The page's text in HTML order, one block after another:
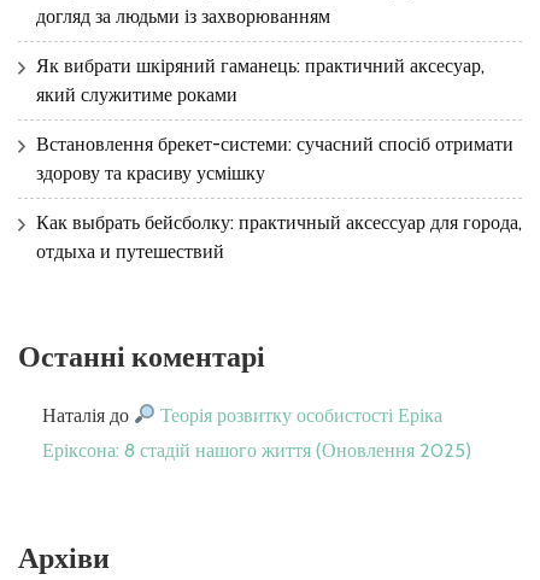
догляд за людьми із захворюванням
Як вибрати шкіряний гаманець: практичний аксесуар,
який служитиме роками
Встановлення брекет-системи: сучасний спосіб отримати
здорову та красиву усмішку
Как выбрать бейсболку: практичный аксессуар для города,
отдыха и путешествий
Останні коментарі
Наталія до
Теорія розвитку особистості Еріка
Еріксона: 8 стадій нашого життя (Оновлення 2025)
Архіви